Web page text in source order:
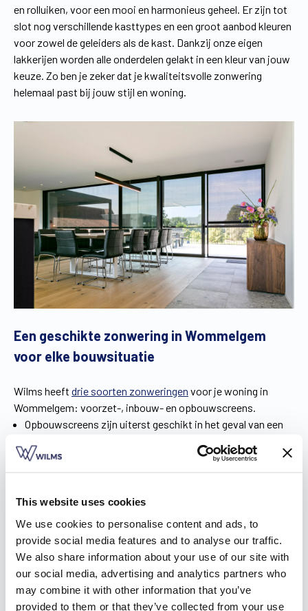
This website uses cookies
We use cookies to personalise content and ads, to
provide social media features and to analyse our traffic.
We also share information about your use of our site with
our social media, advertising and analytics partners who
may combine it with other information that you’ve
provided to them or that they’ve collected from your use
en rolluiken, voor een mooi en harmonieus geheel. Er zijn tot
slot nog verschillende kasttypes en een groot aanbod kleuren
voor zowel de geleiders als de kast. Dankzij onze eigen
lakkerijen worden alle onderdelen gelakt in een kleur van jouw
keuze. Zo ben je zeker dat je kwaliteitsvolle zonwering
helemaal past bij jouw stijl en woning.
Een geschikte zonwering in Wommelgem
voor elke bouwsituatie
Wilms heeft drie soorten zonweringen voor je woning in
Wommelgem: voorzet-, inbouw- en opbouwscreens.
Opbouwscreens zijn uiterst geschikt in het geval van een
ramen als één geheel geplaatst. Het warmteverlies blijft zo
oplossing. Die worden voor het raam geïnstalleerd,
eenvoudig en zonder kap- en breekwerk. De kast is
bovendien zo klein, dat je niet bezorgd hoeft te zijn over
het uitzicht van je huis.
Inbouwscreens zijn een geval apart, want die kunnen – net
zoals inbouwrolluiken – onmogelijk luchtdicht gemaakt
worden. Wilms bedacht hiervoor een innovatief systeem: